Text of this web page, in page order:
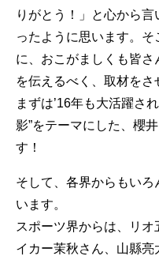
りがとう！」と心から
ったように思います。
に、おこがましくも皆さ
を伝えるべく、取材をさ
まずは’16年も大活躍さ
影”をテーマにした、櫻
す！
そして、各界からもい
います。
スポーツ界からは、リ
イカー茉秋さん、山縣亮